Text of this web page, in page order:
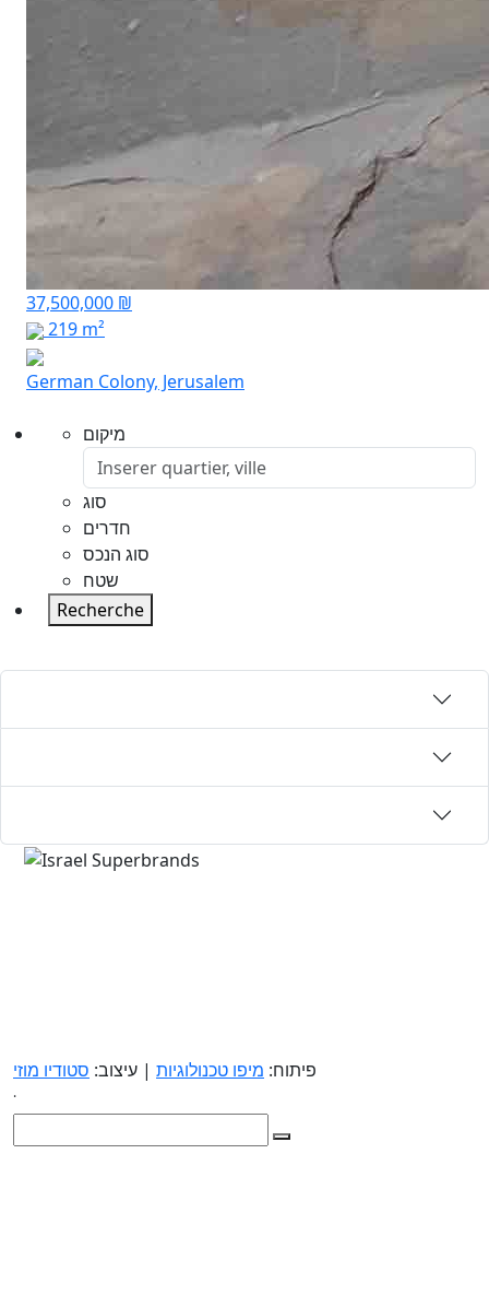
37,500,000 ₪
219 m²
German Colony, Jerusalem
מיקום
סוג
חדרים
סוג הנכס
שטח
Recherche
פיתוח: מיפו טכנולוגיות | עיצוב: סטודיו מוזי
.